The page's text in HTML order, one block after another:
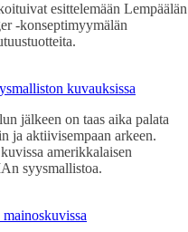
esittelemään Lempäälän
-konseptimyymälän
kuvauksissa
jälkeen on taas aika palata
ja aktiivisempaan arkeen.
amerikkalaisen
syysmallistoa.